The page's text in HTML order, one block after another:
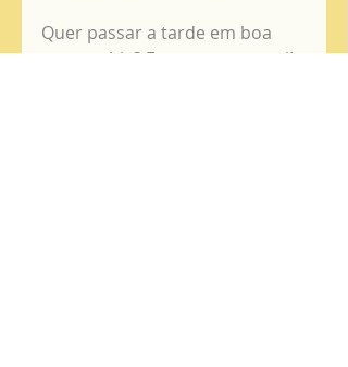
Quer passar a tarde em boa
companhia? Esperamos por si!